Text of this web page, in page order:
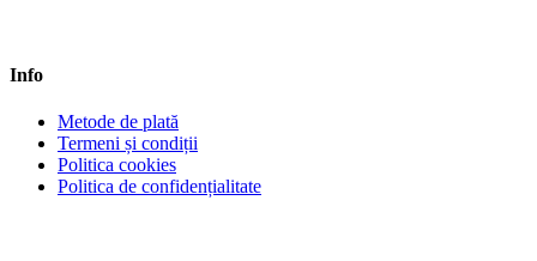
Info
Metode de plată
Termeni și condiții
Politica cookies
Politica de confidențialitate